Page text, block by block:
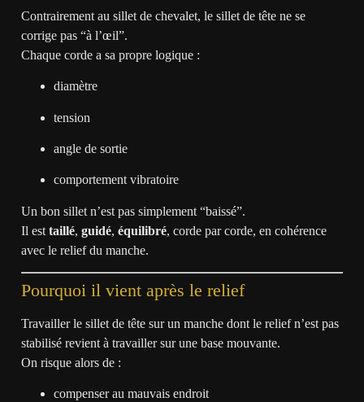
Contrairement au sillet de chevalet, le sillet de tête ne se
corrige pas “à l’œil”.
Chaque corde a sa propre logique :
diamètre
tension
angle de sortie
comportement vibratoire
Un bon sillet n’est pas simplement “baissé”.
Il est taillé, guidé, équilibré, corde par corde, en cohérence
avec le relief du manche.
Pourquoi il vient après le relief
Travailler le sillet de tête sur un manche dont le relief n’est pas
stabilisé revient à travailler sur une base mouvante.
On risque alors de :
compenser au mauvais endroit